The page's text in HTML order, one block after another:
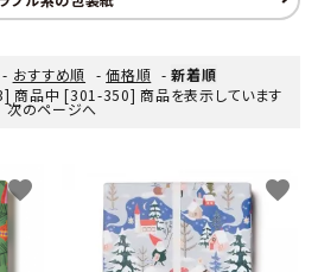
- おすすめ順 -価格順 -新着順
商品中 [301-350] 商品を表示しています
次のページへ
favorite favorite